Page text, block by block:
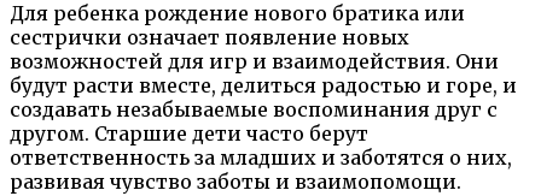
Для ребенка рождение нового братика или
сестрички означает появление новых
возможностей для игр и взаимодействия. Они
будут расти вместе, делиться радостью и горе, и
создавать незабываемые воспоминания друг с
другом. Старшие дети часто берут
ответственность за младших и заботятся о них,
развивая чувство заботы и взаимопомощи.